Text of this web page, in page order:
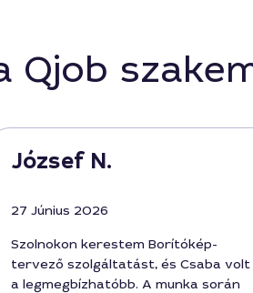
Qjob
József N.
27 Június 2026
Szolnokon kerestem Borítókép-
tervező szolgáltatást, és Csaba volt
a legmegbízhatóbb. A munka során